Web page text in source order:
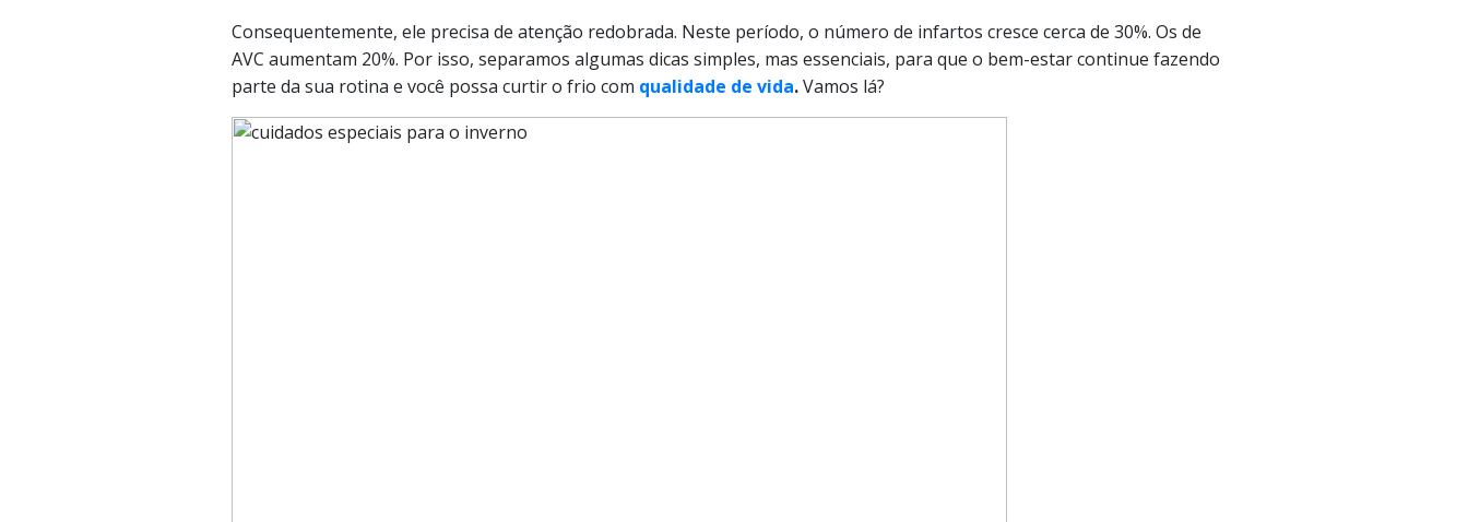
Consequentemente, ele precisa de atenção redobrada. Neste período, o número de infartos cresce cerca de 30%. Os de
AVC aumentam 20%. Por isso, separamos algumas dicas simples, mas essenciais, para que o bem-estar continue fazendo
parte da sua rotina e você possa curtir o frio com qualidade de vida.Vamos lá?